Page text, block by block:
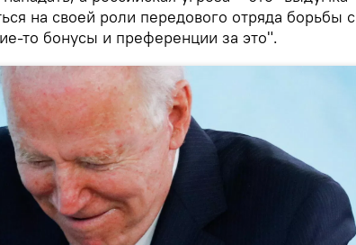
на своей роли передового отряда борьбы с
то бонусы и преференции за это".